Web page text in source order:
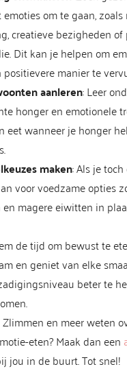
om te gaan,
creatieve bezigheden
Dit kan je helpen om
manier te
aanleren: Leer
honger en emotionele
eet wanneer je honger
maken: Als je
voor voedzame opties
magere eiwitten in
de tijd om bewust te
en geniet van elke
beter te
en meer weten
eten? Maak dan een
jou in de buurt. Tot snel!